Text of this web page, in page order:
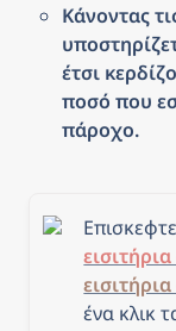
Κάνοντας
έτσι
ποσό που
πάροχο.
ένα κλικ